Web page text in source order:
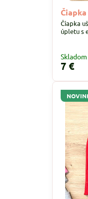
Čiapka
úpletu s
Skladom
7 €